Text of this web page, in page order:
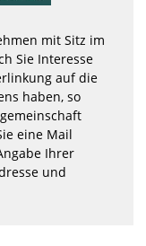
mit Sitz im
Sie Interesse
auf die
haben, so
eine Mail
Ihrer
und